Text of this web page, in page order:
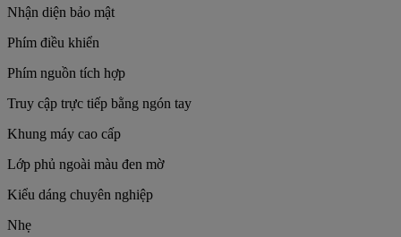
Nhận diện bảo mật
Phím điều khiển
Phím nguồn tích hợp
Truy cập trực tiếp bằng ngón tay
Khung máy cao cấp
Lớp phủ ngoài màu đen mờ
Kiểu dáng chuyên nghiệp
Nhẹ